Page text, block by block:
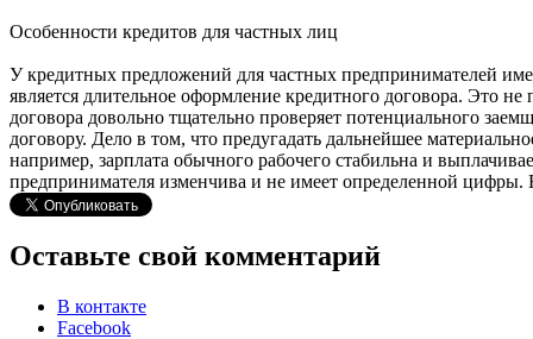
Особенности кредитов для частных лиц
У кредитных предложений для частных предпринимателей
является длительное оформление кредитного договора. Это не
договора довольно тщательно проверяет потенциального
договору. Дело в том, что предугадать дальнейшее
например, зарплата обычного рабочего стабильна и
предпринимателя изменчива и не имеет определенной цифры.
Оставьте свой комментарий
В контакте
Facebook